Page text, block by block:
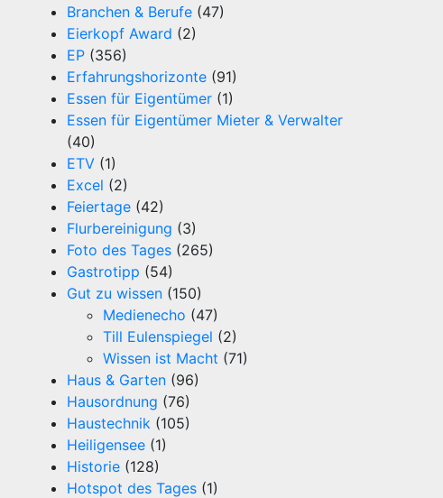
Branchen & Berufe (47)
Eierkopf Award (2)
EP (356)
Erfahrungshorizonte (91)
Essen für Eigentümer (1)
Essen für Eigentümer Mieter & Verwalter
(40)
ETV (1)
Excel (2)
Feiertage (42)
Flurbereinigung (3)
Foto des Tages (265)
Gastrotipp (54)
Gut zu wissen (150)
Medienecho (47)
Till Eulenspiegel (2)
Wissen ist Macht (71)
Haus & Garten (96)
Hausordnung (76)
Haustechnik (105)
Heiligensee (1)
Historie (128)
Hotspot des Tages (1)